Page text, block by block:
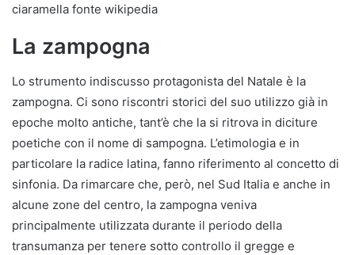
ciaramella fonte wikipedia
La zampogna
Lo strumento indiscusso protagonista del Natale è la
zampogna. Ci sono riscontri storici del suo utilizzo già in
epoche molto antiche, tant’è che la si ritrova in diciture
poetiche con il nome di sampogna. L’etimologia e in
particolare la radice latina, fanno riferimento al concetto di
sinfonia. Da rimarcare che, però, nel Sud Italia e anche in
alcune zone del centro, la zampogna veniva
principalmente utilizzata durante il periodo della
transumanza per tenere sotto controllo il gregge e